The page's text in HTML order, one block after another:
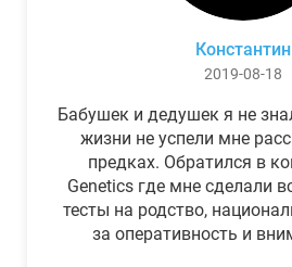
Константин
2019-08-18
Бабушек и дедушек я не
жизни не успели мне
предках. Обратился в
Genetics где мне сделали
тесты на родство,
за оперативность и